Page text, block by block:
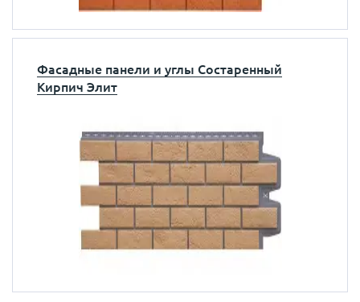
Фасадные панели и углы Состаренный
Кирпич Элит